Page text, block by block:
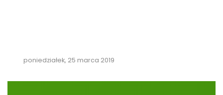
poniedziałek, 25 marca 2019